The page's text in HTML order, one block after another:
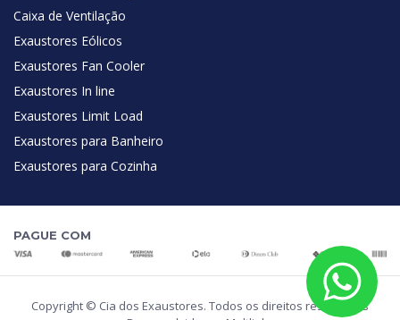
Caixa de Ventilação
Exaustores Eólicos
Exaustores Fan Cooler
Exaustores In line
Exaustores Limit Load
Exaustores para Banheiro
Exaustores para Cozinha
PAGUE COM
Copyright © Cia dos Exaustores. Todos os direitos reservados